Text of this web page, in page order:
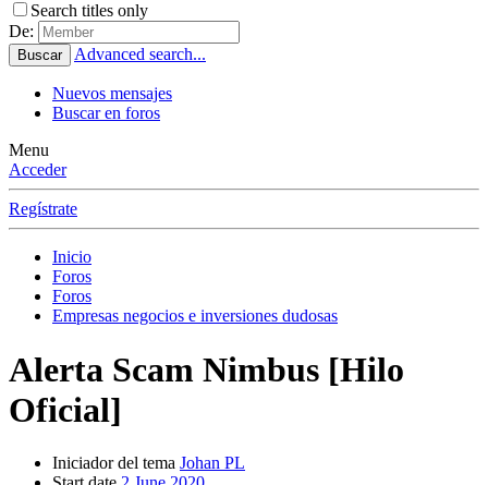
Search titles only
De:
Buscar Advanced search...
Nuevos mensajes
Buscar en foros
Menu
Acceder
Regístrate
Inicio
Foros
Foros
Empresas negocios e inversiones dudosas
Alerta Scam Nimbus [Hilo
Oficial]
Iniciador del tema Johan PL